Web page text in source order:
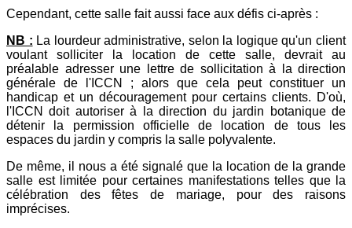
Cependant, cette salle fait aussi face aux défis ci-après :
NB : La lourdeur administrative, selon la logique qu'un client
voulant solliciter la location de cette salle, devrait au
préalable adresser une lettre de sollicitation à la direction
générale de l'ICCN ; alors que cela peut constituer un
handicap et un découragement pour certains clients. D'où,
l'ICCN doit autoriser à la direction du jardin botanique de
détenir la permission officielle de location de tous les
espaces du jardin y compris la salle polyvalente.
De même, il nous a été signalé que la location de la grande
salle est limitée pour certaines manifestations telles que la
célébration des fêtes de mariage, pour des raisons
imprécises.